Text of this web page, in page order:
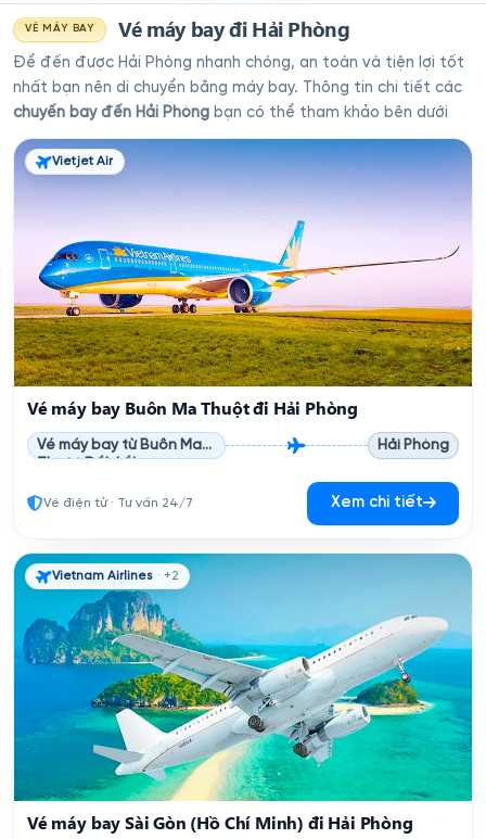
VÉ MÁY BAY Vé máy bay đi Hải Phòng
Để đến được Hải Phòng nhanh chóng, an toàn và tiện lợi tốt
nhất bạn nên di chuyển bằng máy bay. Thông tin chi tiết các
chuyến bay đến Hải Phòng bạn có thể tham khảo bên dưới
Vietjet Air
Vé máy bay Buôn Ma Thuột đi Hải Phòng
Vé máy bay từ Buôn Ma
Thuột Đắk Lắk
Hải Phòng
Vé điện tử · Tư vấn 24/7 Xem chi tiết
Vietnam Airlines · +2
Vé máy bay Sài Gòn (Hồ Chí Minh) đi Hải Phòng